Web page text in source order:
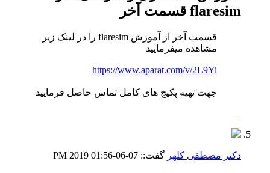
flaresim قسمت آخر
قسمت آخر از آموزش flaresim را در لینک زیر
مشاهده میفرمایید
https://www.aparat.com/v/2L9Yi
جهت تهیه پکیج های کامل تماس حاصل فرمایید
دکتر مصطفی کلهر گفت:: 07-06-2019
01:56 PM